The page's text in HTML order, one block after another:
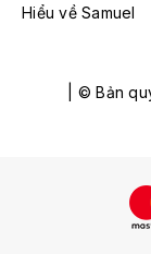
Hiểu về Samuel
| © Bản